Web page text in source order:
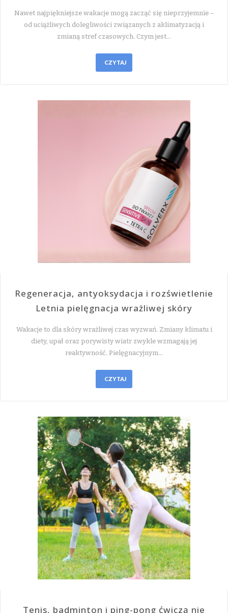
Nawet najpiękniejsze wakacje mogą zacząć się nieprzyjemnie –
od uciążliwych dolegliwości związanych z aklimatyzacją i
zmianą stref czasowych. Czym jest…
CZYTAJ
Regeneracja, antyoksydacja i rozświetlenie
Letnia pielęgnacja wrażliwej skóry
Wakacje to dla skóry wrażliwej czas wyzwań. Zmiany klimatu i
diety, upał oraz porywisty wiatr zwykle wzmagają jej
reaktywność. Pielęgnacyjnym…
CZYTAJ
Tenis, badminton i ping-pong ćwiczą nie